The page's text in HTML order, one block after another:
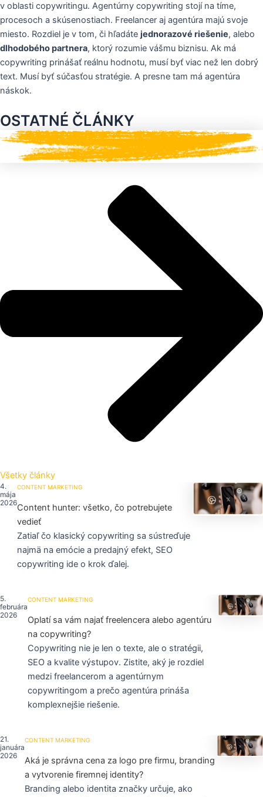
v oblasti copywritingu. Agentúrny copywriting stojí na tíme,
procesoch a skúsenostiach. Freelancer aj agentúra majú svoje
miesto. Rozdiel je v tom, či hľadáte jednorazové riešenie, alebo
dlhodobého partnera, ktorý rozumie vášmu biznisu. Ak má
copywriting prinášať reálnu hodnotu, musí byť viac než len dobrý
text. Musí byť súčasťou stratégie. A presne tam má agentúra
náskok.
OSTATNÉ ČLÁNKY
Všetky články
4.
mája
2026
CONTENT MARKETING
Content hunter: všetko, čo potrebujete
vedieť
Zatiaľ čo klasický copywriting sa sústreďuje
najmä na emócie a predajný efekt, SEO
copywriting ide o krok ďalej.
5.
februára
2026
CONTENT MARKETING
Oplatí sa vám najať freelencera alebo agentúru
na copywriting?
Copywriting nie je len o texte, ale o stratégii,
SEO a kvalite výstupov. Zistite, aký je rozdiel
medzi freelancerom a agentúrnym
copywritingom a prečo agentúra prináša
komplexnejšie riešenie.
21.
januára
2026
CONTENT MARKETING
Aká je správna cena za logo pre firmu, branding
a vytvorenie firemnej identity?
Branding alebo identita značky určuje, ako